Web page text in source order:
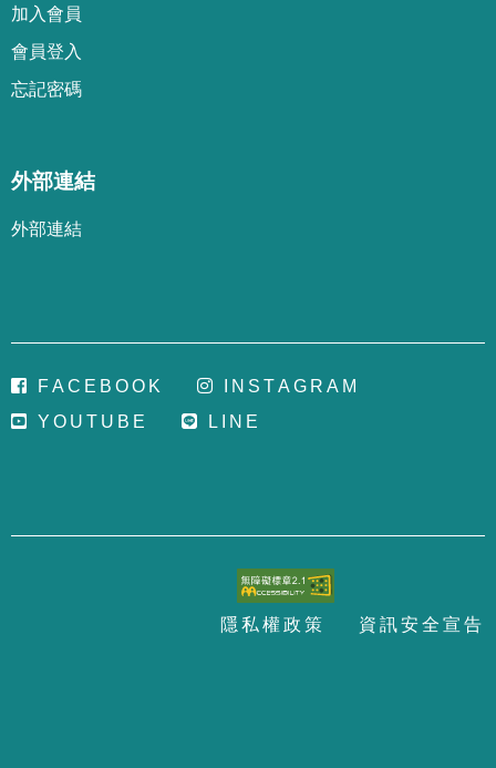
加 入會 員
會 員登 入
忘記密碼
外部連結
外部連結
FA C E B OO K N S TA G R A M
Y O U T U B E L N E
隱 私 權政 策 資 訊安全 宣 告